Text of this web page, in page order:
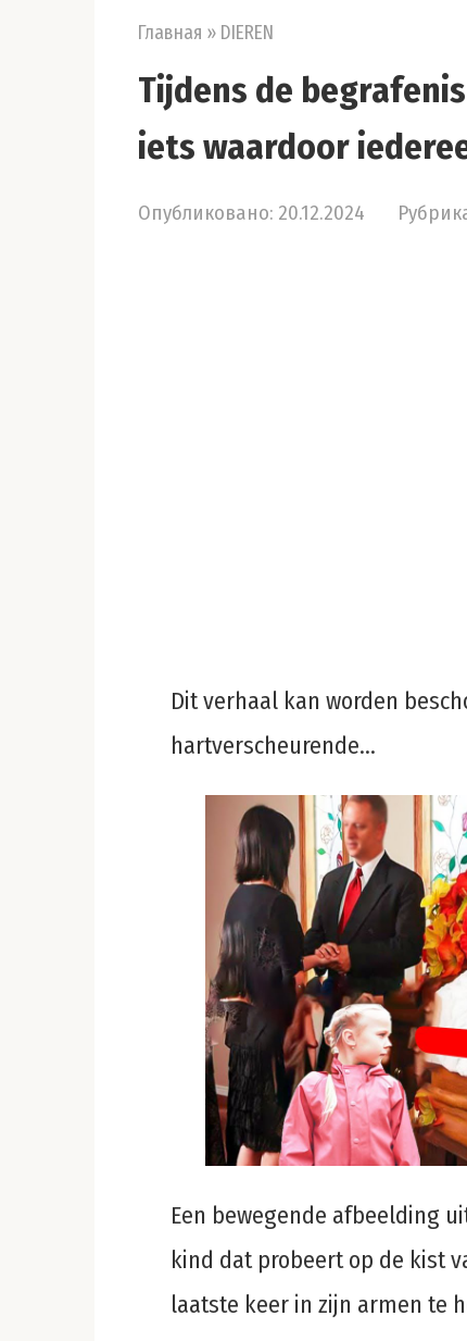
Главная » DIEREN
Tijdens de
iets waardoor
Опубликовано: 20.12.2024
Dit verhaal kan worden
hartverscheurende…
Een bewegende afbeelding
kind dat probeert op de kist
laatste keer in zijn armen te